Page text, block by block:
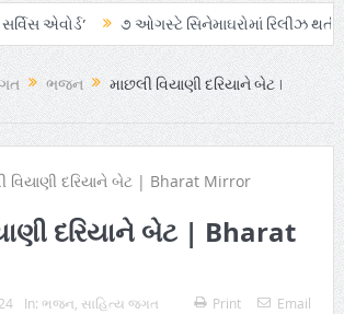
એવોર્ડ’ ૭ ઓગસ્ટે સિનેમાઘરોમાં રિલીઝ થતી
અનોખો સમન્વય
Zen – Z ના નામે
ભજન
માછલી વિયાણી દરિયાને બેટ |
દરિયાને બેટ | Bharat
In: ભજન સાહિત્ય જગત Print Email